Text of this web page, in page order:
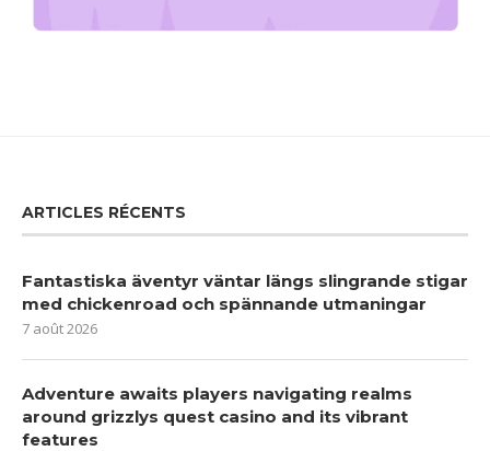
ARTICLES RÉCENTS
Fantastiska äventyr väntar längs slingrande stigar
med chickenroad och spännande utmaningar
7 août 2026
Adventure awaits players navigating realms
around grizzlys quest casino and its vibrant
features